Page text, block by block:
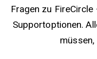
Fragen zu
Supportoptionen.